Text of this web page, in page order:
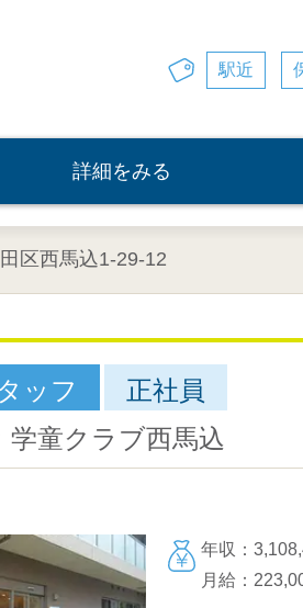
駅近
詳細をみる
区西馬込1-29-12
ッフ
正社員
学童クラブ西馬込
年収：
月給：